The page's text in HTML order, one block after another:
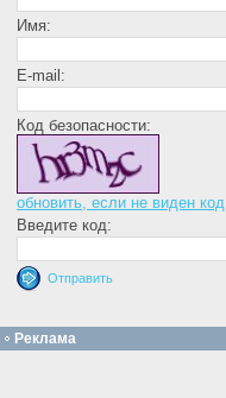
Имя:
E-mail:
Код безопасности:
обновить, если не виден код
Введите код:
Реклама